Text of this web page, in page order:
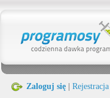
Zaloguj się Rejestracja